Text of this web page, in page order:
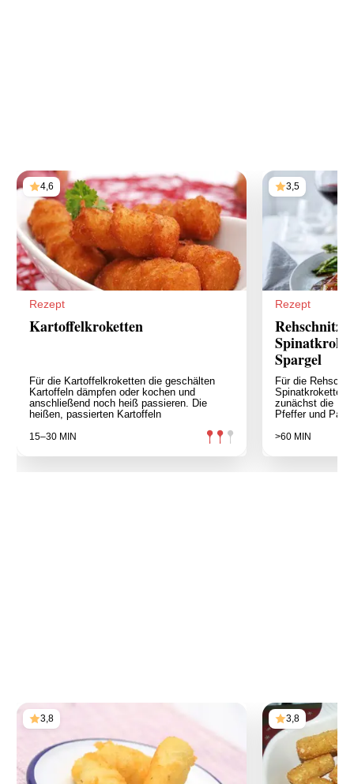
4,6
Rezept
Kartoffelkroketten
Für die Kartoffelkroketten die geschälten
Kartoffeln dämpfen oder kochen und
anschließend noch heiß passieren. Die
heißen, passierten Kartoffeln
15–30 MIN
3,5
Rezept
Spargel
Für die
Spinatkroketten
zunächst die
Pfeffer und
>60 MIN
3,8 3,8